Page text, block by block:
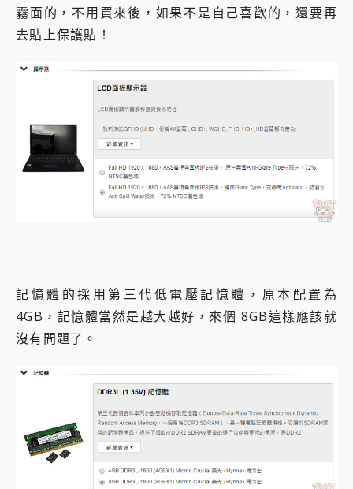
霧面的，不用買來後，如果不是自己喜歡的，還要再
去貼上保護貼！
記憶體的採用第三代低電壓記憶體，原本配置為
4GB，記憶體當然是越大越好，來個 8GB這樣應該就
沒有問題了。